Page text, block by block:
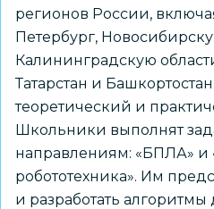
регионов России,
Петербург,
Калининградскую
Татарстан и
теоретический и
Школьники выполнят
направлениям: «БПЛА» и
робототехника». Им
и разработать алгоритмы